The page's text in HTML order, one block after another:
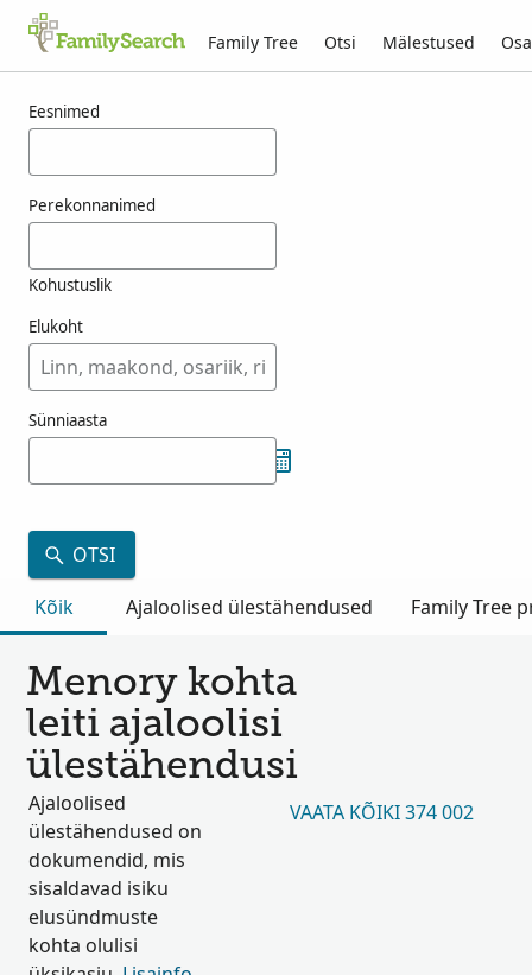
Family Tree Otsi Mälestused
Eesnimed
Perekonnanimed
Kohustuslik
Elukoht
Sünniaasta
OTSI
Kõik
Ajaloolised ülestähendused Family Tree
Menory kohta
leiti ajaloolisi
ülestähendusi
Ajaloolised
ülestähendused on
dokumendid, mis
sisaldavad isiku
elusündmuste
kohta olulisi
VAATA KÕIKI 374 002